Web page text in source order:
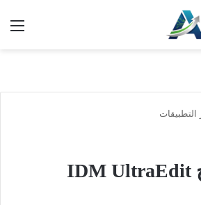
التطبيقات
تفعيل برنامج IDM UltraEdit